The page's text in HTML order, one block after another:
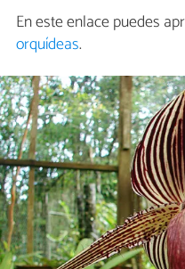
En este enlace puedes
orquídeas.